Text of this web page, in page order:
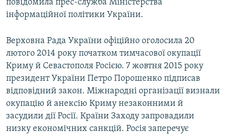
повідомила прес-служба Міністерства
інформаційної політики України.
Верховна Рада України офіційно оголосила 20
лютого 2014 року початком тимчасової окупації
Криму й Севастополя Росією. 7 жовтня 2015 року
президент України Петро Порошенко підписав
відповідний закон. Міжнародні організації визнали
окупацію й анексію Криму незаконними й
засудили дії Росії. Країни Заходу запровадили
низку економічних санкцій. Росія заперечує